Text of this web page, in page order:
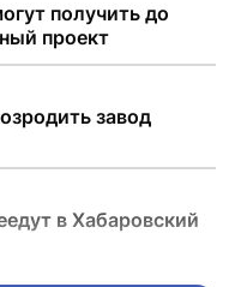
получить до
проект
завод
в Хабаровский